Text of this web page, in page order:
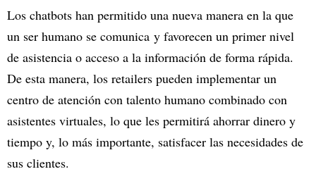
Los chatbots han permitido una nueva manera en la que
un ser humano se comunica y favorecen un primer nivel
de asistencia o acceso a la información de forma rápida.
De esta manera, los retailers pueden implementar un
centro de atención con talento humano combinado con
asistentes virtuales, lo que les permitirá ahorrar dinero y
tiempo y, lo más importante, satisfacer las necesidades de
sus clientes.